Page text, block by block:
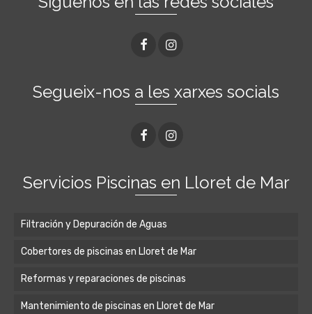
Segueix-nos a les xarxes socials
Servicios Piscinas en Lloret de Mar
Filtración y Depuración de Aguas
Cobertores de piscinas en Lloret de Mar
Reformas y reparaciones de piscinas
Mantenimiento de piscinas en Lloret de Mar